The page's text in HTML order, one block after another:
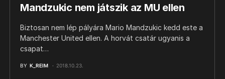
Mandzukic nem játszik az MU ellen
Biztosan nem lép pályára Mario Mandzukic kedd este a
Manchester United ellen. A horvát csatár ugyanis a
csapat…
BY K_REIM 2018.10.23.